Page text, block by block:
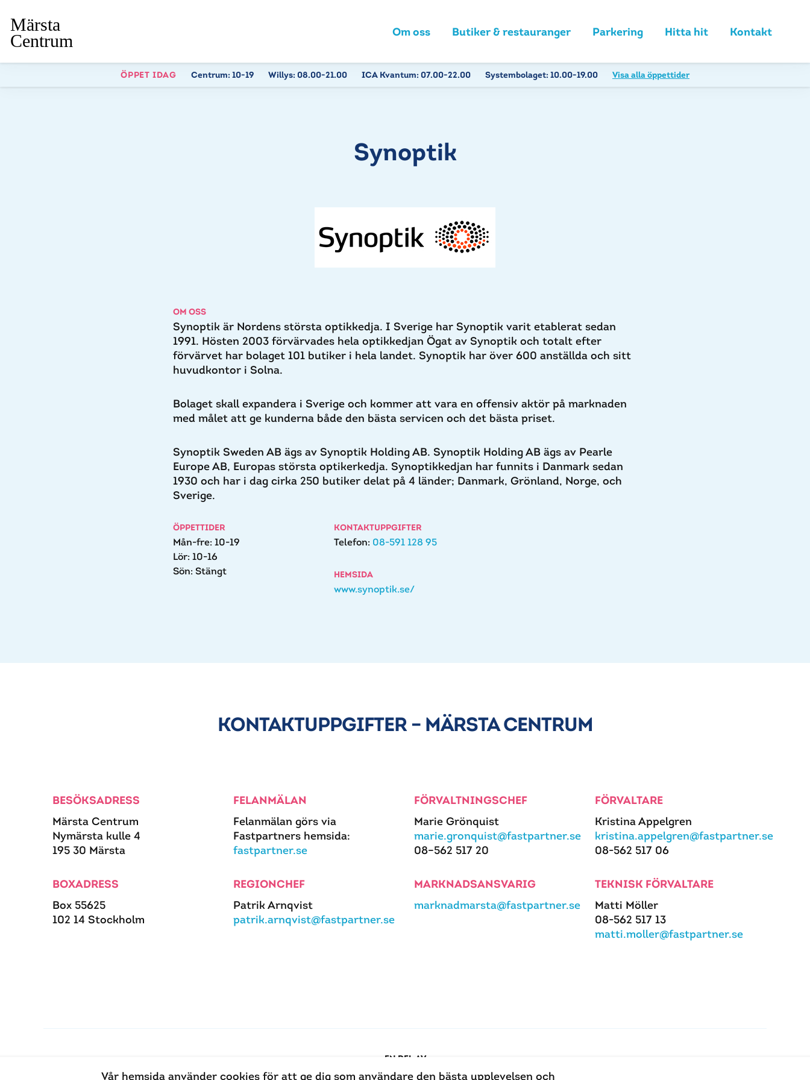
Om oss Butiker & restauranger Parkering Hitta hit Kontakt
ÖPPET IDAG Centrum: 10-19 Willys: 08.00-21.00 ICA Kvantum: 07.00-22.00 Systembolaget: 10.00-19.00 Visa alla öppettider
Synoptik
OM OSS
Synoptik är Nordens största optikkedja. I Sverige har Synoptik varit etablerat sedan
1991. Hösten 2003 förvärvades hela optikkedjan Ögat av Synoptik och totalt efter
förvärvet har bolaget 101 butiker i hela landet. Synoptik har över 600 anställda och sitt
huvudkontor i Solna.
Bolaget skall expandera i Sverige och kommer att vara en offensiv aktör på marknaden
med målet att ge kunderna både den bästa servicen och det bästa priset.
Synoptik Sweden AB ägs av Synoptik Holding AB. Synoptik Holding AB ägs av Pearle
Europe AB, Europas största optikerkedja. Synoptikkedjan har funnits i Danmark sedan
1930 och har i dag cirka 250 butiker delat på 4 länder; Danmark, Grönland, Norge, och
Sverige.
ÖPPETTIDER
Mån-fre: 10-19
Lör: 10-16
Sön: Stängt
KONTAKTUPPGIFTER
Telefon: 08-591 128 95
HEMSIDA
www.synoptik.se/
KONTAKTUPPGIFTER – MÄRSTA CENTRUM
BESÖKSADRESS
Märsta Centrum
Nymärsta kulle 4
195 30 Märsta
BOXADRESS
Box 55625
102 14 Stockholm
FELANMÄLAN
Felanmälan görs via
Fastpartners hemsida:
fastpartner.se
REGIONCHEF
Patrik Arnqvist
patrik.arnqvist@fastpartner.se
FÖRVALTNINGSCHEF
Marie Grönquist
marie.gronquist@fastpartner.se
08–562 517 20
MARKNADSANSVARIG
marknadmarsta@fastpartner.se
FÖRVALTARE
Kristina Appelgren
kristina.appelgren@fastpartner.se
08-562 517 06
TEKNISK FÖRVALTARE
Matti Möller
08-562 517 13
matti.moller@fastpartner.se
EN DEL AV
Vår hemsida använder cookies för att ge dig som användare den bästa upplevelsen och